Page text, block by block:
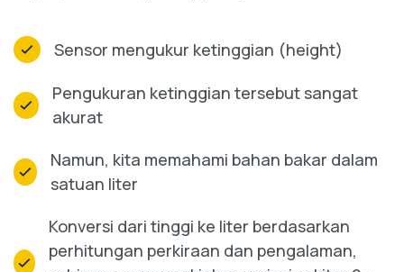
Sensor mengukur ketinggian (height)
Pengukuran ketinggian tersebut sangat
akurat
Namun, kita memahami bahan bakar dalam
satuan liter
Konversi dari tinggi ke liter berdasarkan
perhitungan perkiraan dan pengalaman,